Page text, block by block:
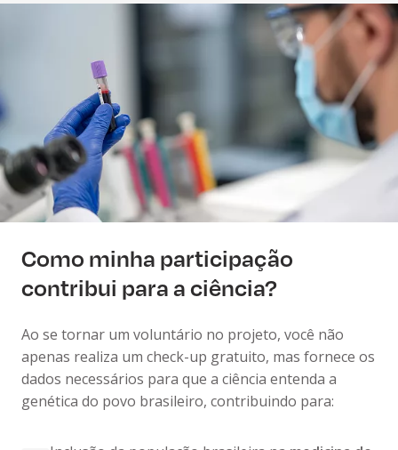
Como minha participação
contribui para a ciência?
Ao se tornar um voluntário no projeto, você não
apenas realiza um check-up gratuito, mas fornece os
dados necessários para que a ciência entenda a
genética do povo brasileiro, contribuindo para: